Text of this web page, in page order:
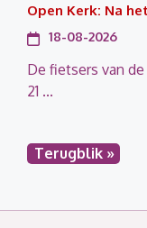
Open Kerk: Na
18-08-2026
De fietsers van
21 ...
Terugblik »